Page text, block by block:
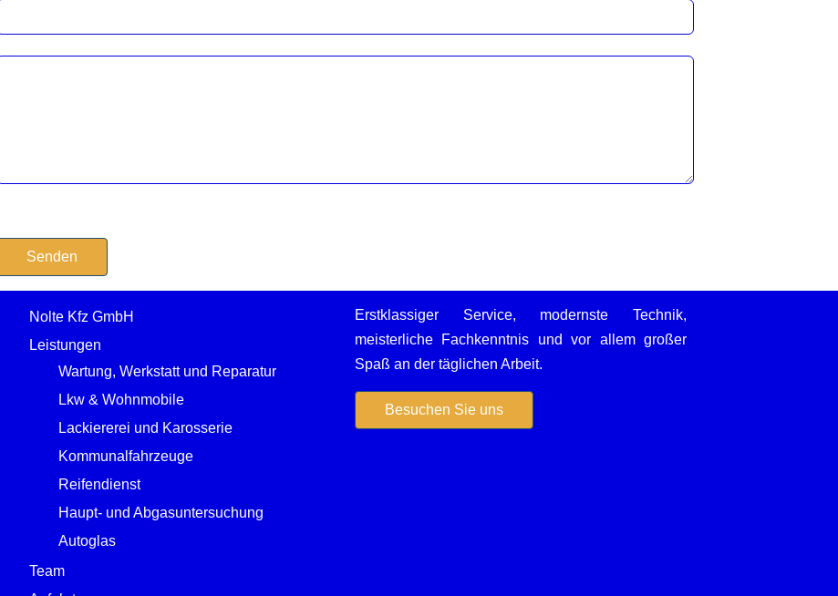
Senden
Nolte Kfz GmbH
Leistungen
Wartung, Werkstatt und Reparatur
Lkw & Wohnmobile
Lackiererei und Karosserie
Kommunalfahrzeuge
Reifendienst
Haupt- und Abgasuntersuchung
Autoglas
Team
Erstklassiger Service, modernste Technik,
meisterliche Fachkenntnis und vor allem großer
Spaß an der täglichen Arbeit.
Besuchen Sie uns